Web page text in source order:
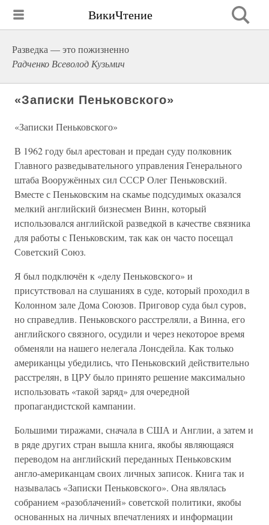
ВикиЧтение
Разведка — это пожизненно
Радченко Всеволод Кузьмич
«Записки Пеньковского»
«Записки Пеньковского»
В 1962 году был арестован и предан суду полковник
Главного разведывательного управления Генерального
штаба Вооружённых сил СССР Олег Пеньковский.
Вместе с Пеньковским на скамье подсудимых оказался
мелкий английский бизнесмен Винн, который
использовался английской разведкой в качестве связника
для работы с Пеньковским, так как он часто посещал
Советский Союз.
Я был подключён к «делу Пеньковского» и
присутствовал на слушаниях в суде, который проходил в
Колонном зале Дома Союзов. Приговор суда был суров,
но справедлив. Пеньковского расстреляли, а Винна, его
английского связного, осудили и через некоторое время
обменяли на нашего нелегала Лонсдейла. Как только
американцы убедились, что Пеньковский действительно
расстрелян, в ЦРУ было принято решение максимально
использовать «такой заряд» для очередной
пропагандистской кампании.
Большими тиражами, сначала в США и Англии, а затем и
в ряде других стран вышла книга, якобы являющаяся
переводом на английский переданных Пеньковским
англо-американцам своих личных записок. Книга так и
называлась «Записки Пеньковского». Она являлась
собранием «разоблачений» советской политики, якобы
основанных на личных впечатлениях и информации